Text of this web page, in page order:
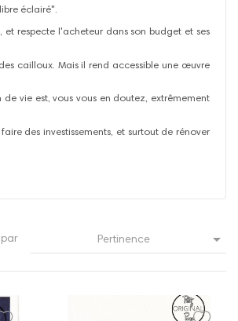
éclairé".
respecte l'acheteur dans son budget et ses
cailloux. Mais il rend accessible une œuvre
vie est, vous vous en doutez, extrêmement
des investissements, et surtout de rénover
par Pertinence 